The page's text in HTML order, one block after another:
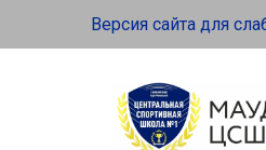
Версия сайта для